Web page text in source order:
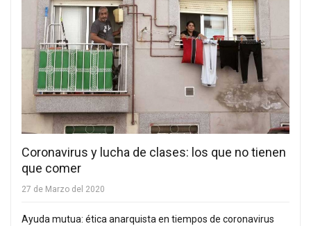
Coronavirus y lucha de clases: los que no tienen
que comer
27 de Marzo del 2020
Ayuda mutua: ética anarquista en tiempos de coronavirus